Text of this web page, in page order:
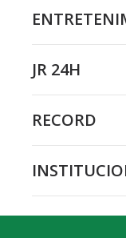
JR 24H
RECORD